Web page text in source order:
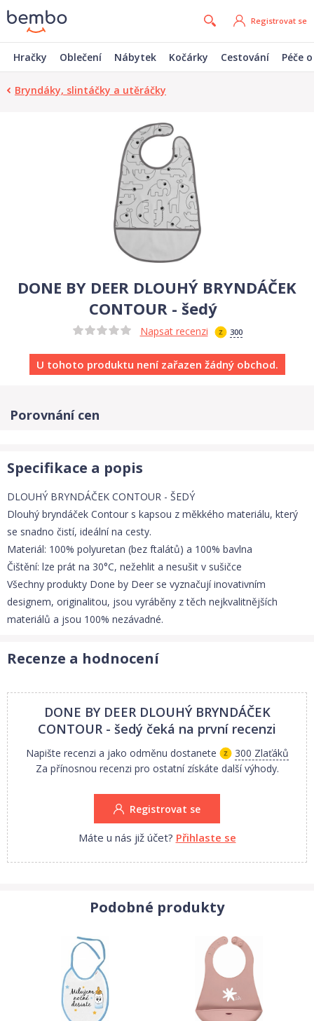
Registrovat se
Hračky Oblečení Nábytek Kočárky Cestování Péče
Bryndáky, slintáčky a utěráčky
DONE BY DEER DLOUHÝ BRYNDÁČEK
CONTOUR - šedý
Napsat recenzi 300
U tohoto produktu není zařazen žádný obchod.
Porovnání cen
Specifikace a popis
DLOUHÝ BRYNDÁČEK CONTOUR - ŠEDÝ
Dlouhý bryndáček Contour s kapsou z měkkého materiálu, který
se snadno čistí, ideální na cesty.
Materiál: 100% polyuretan (bez ftalátů) a 100% bavlna
Čištění: lze prát na 30°C, nežehlit a nesušit v sušičce
Všechny produkty Done by Deer se vyznačují inovativním
designem, originalitou, jsou vyráběny z těch nejkvalitnějších
materiálů a jsou 100% nezávadné.
Recenze a hodnocení
DONE BY DEER DLOUHÝ BRYNDÁČEK
CONTOUR - šedý čeká na první recenzi
Napište recenzi a jako odměnu dostanete
300 Zlaťáků
Za přínosnou recenzi pro ostatní získáte další výhody.
Registrovat se
Máte u nás již účet? Přihlaste se
Podobné produkty